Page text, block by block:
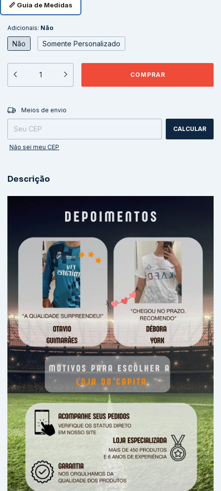
📏 Guia de Medidas
Adicionais: Não
Não Somente Personalizado
Entregas para o CEP:
Meios de envio
CALCULAR
Não sei meu CEP
Descrição